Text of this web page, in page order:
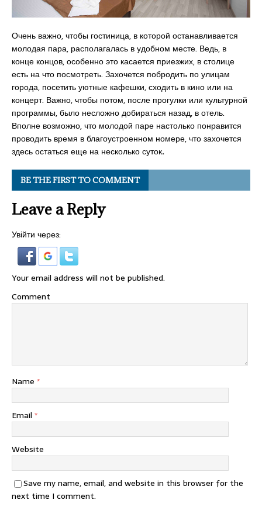
Очень важно, чтобы гостиница, в которой останавливается
молодая пара, располагалась в удобном месте. Ведь, в
конце концов, особенно это касается приезжих, в столице
есть на что посмотреть. Захочется побродить по улицам
города, посетить уютные кафешки, сходить в кино или на
концерт. Важно, чтобы потом, после прогулки или культурной
программы, было несложно добираться назад, в отель.
Вполне возможно, что молодой паре настолько понравится
проводить время в благоустроенном номере, что захочется
здесь остаться еще на несколько суток.
BE THE FIRST TO COMMENT
Leave a Reply
Увійти через:
Your email address will not be published.
Comment
Name *
Email *
Website
Save my name, email, and website in this browser for the
next time I comment.